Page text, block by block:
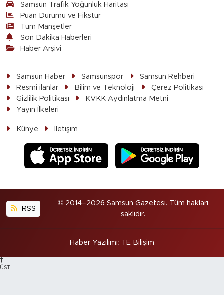
Samsun Trafik Yoğunluk Haritası
Puan Durumu ve Fikstür
Tüm Manşetler
Son Dakika Haberleri
Haber Arşivi
Samsun Haber Samsunspor
Samsun Rehberi
Resmi ilanlar
Bilim ve Teknoloji
Çerez Politikası
Gizlilik Politikası
KVKK Aydınlatma Metni
Yayın İlkeleri
Künye İletişim
RSS
© 2014–2026 Samsun Gazetesi. Tüm hakları
saklıdır.
Haber Yazılımı: TE Bilişim
ÜST